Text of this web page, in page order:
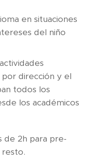
en situaciones
del niño
por dirección y el
todos los
los académicos
de 2h para pre-
resto.